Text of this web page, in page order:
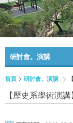
研討會。演講
首頁 研討會。演講
【歷史系學術演